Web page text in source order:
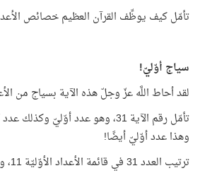
تأمّل كيف يوظِّف القرآن العظيم خصائص
سياج أوّليّ!
لقد أحاط اللَّه عزّ وجلّ هذه الآية بسياج من
وهذا عدد أوّليّ أيضًا!
ترتيب العدد 31 في قائمة الأعداد الأوّليّة 11، وهو أيضًا عدد أوّليّ!